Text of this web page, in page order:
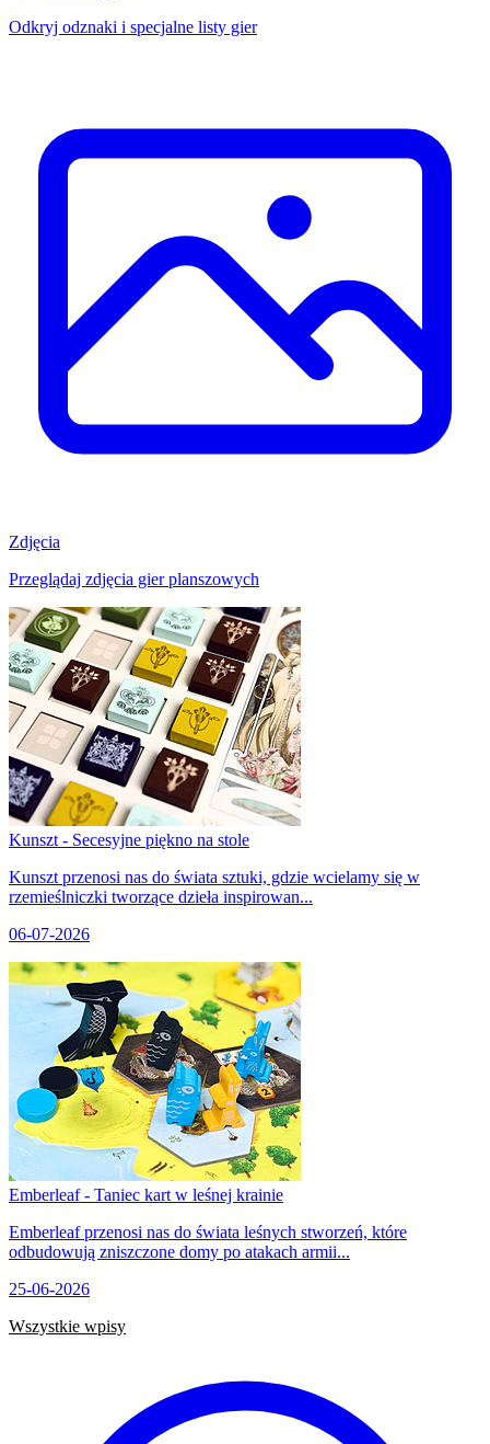
Odkryj odznaki i specjalne listy gier
Zdjęcia
Przeglądaj zdjęcia gier planszowych
Kunszt - Secesyjne piękno na stole
Kunszt przenosi nas do świata sztuki, gdzie wcielamy się w
rzemieślniczki tworzące dzieła inspirowan...
06-07-2026
Emberleaf - Taniec kart w leśnej krainie
Emberleaf przenosi nas do świata leśnych stworzeń, które
odbudowują zniszczone domy po atakach armii...
25-06-2026
Wszystkie wpisy